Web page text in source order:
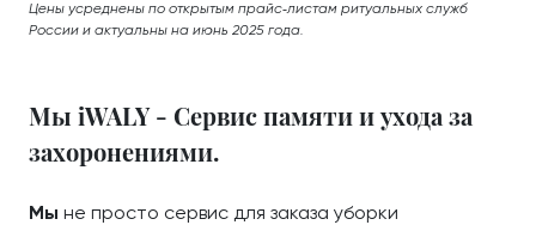
Цены усреднены по открытым прайс‑листам ритуальных служб
России и актуальны на июнь 2025 года.
Мы iWALY - Сервис памяти и ухода за
захоронениями.
Мы не просто сервис для заказа уборки